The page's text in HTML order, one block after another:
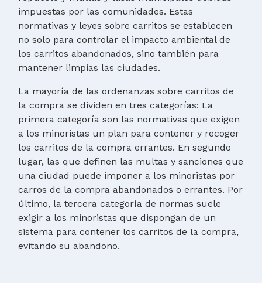
impuestas por las comunidades. Estas
normativas y leyes sobre carritos se establecen
no solo para controlar el impacto ambiental de
los carritos abandonados, sino también para
mantener limpias las ciudades.
La mayoría de las ordenanzas sobre carritos de
la compra se dividen en tres categorías: La
primera categoría son las normativas que exigen
a los minoristas un plan para contener y recoger
los carritos de la compra errantes. En segundo
lugar, las que definen las multas y sanciones que
una ciudad puede imponer a los minoristas por
carros de la compra abandonados o errantes. Por
último, la tercera categoría de normas suele
exigir a los minoristas que dispongan de un
sistema para contener los carritos de la compra,
evitando su abandono.